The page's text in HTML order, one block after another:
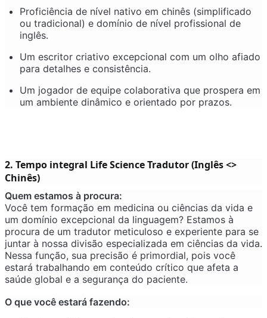
Proficiência de nível nativo em chinês (simplificado
ou tradicional) e domínio de nível profissional de
inglês.
Um escritor criativo excepcional com um olho afiado
para detalhes e consistência.
Um jogador de equipe colaborativa que prospera em
um ambiente dinâmico e orientado por prazos.
2. Tempo integral Life Science Tradutor (Inglês <>
Chinês)
Quem estamos à procura:
Você tem formação em medicina ou ciências da vida e
um domínio excepcional da linguagem? Estamos à
procura de um tradutor meticuloso e experiente para se
juntar à nossa divisão especializada em ciências da vida.
Nessa função, sua precisão é primordial, pois você
estará trabalhando em conteúdo crítico que afeta a
saúde global e a segurança do paciente.
O que você estará fazendo: